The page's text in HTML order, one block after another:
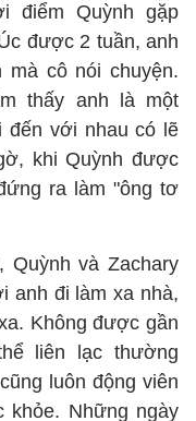
điểm Quỳnh gặp
được 2 tuần, anh
mà cô nói chuyện.
thấy anh là một
đến với nhau có lẽ
khi Quỳnh được
ra làm "ông tơ
Quỳnh và Zachary
anh đi làm xa nhà,
Không được gần
liên lạc thường
luôn động viên
khỏe. Những ngày